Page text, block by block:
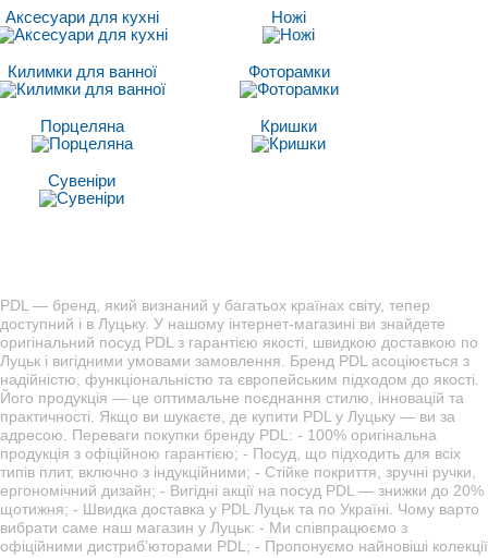
Аксесуари для кухні Ножі
Килимки для ванної Фоторамки
Порцеляна Кришки
Сувеніри
PDL — бренд, який визнаний у багатьох країнах світу, тепер
доступний і в Луцьку. У нашому інтернет-магазині ви знайдете
оригінальний посуд PDL з гарантією якості, швидкою доставкою по
Луцьк і вигідними умовами замовлення. Бренд PDL асоціюється з
надійністю, функціональністю та європейським підходом до якості.
Його продукція — це оптимальне поєднання стилю, інновацій та
практичності. Якщо ви шукаєте, де купити PDL у Луцьку — ви за
адресою. Переваги покупки бренду PDL: - 100% оригінальна
продукція з офіційною гарантією; - Посуд, що підходить для всіх
типів плит, включно з індукційними; - Стійке покриття, зручні ручки,
ергономічний дизайн; - Вигідні акції на посуд PDL — знижки до 20%
щотижня; - Швидка доставка у PDL Луцьк та по Україні. Чому варто
вибрати саме наш магазин у Луцьк: - Ми співпрацюємо з
офіційними дистриб’юторами PDL; - Пропонуємо найновіші колекції